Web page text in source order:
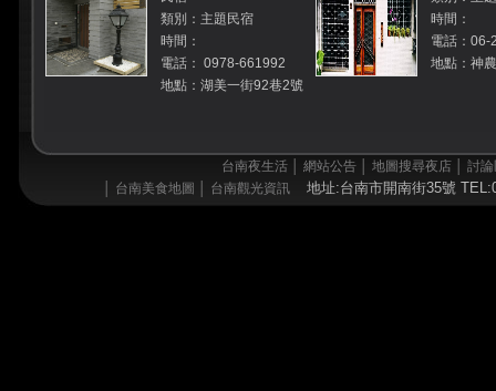
類別：主題民宿
時間：
電話： 0978-661992
地點：湖美一街92巷2號
時間：
電話：06-
地點：神
台南夜生活│ 網站公告│ 地圖搜尋夜店│ 討論
台南美食地圖 台南觀光資訊 地址:台南市開南街35號